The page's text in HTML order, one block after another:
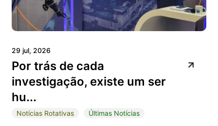
29 jul, 2026
Por trás de cada
investigação, existe um ser
hu...
Notícias Rotativas Últimas Notícias